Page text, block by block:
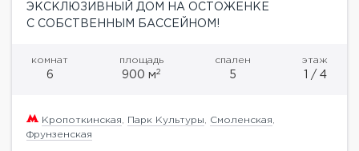
ЭКСКЛЮЗИВНЫЙ ДОМ НА ОСТОЖЕНКЕ
С СОБСТВЕННЫМ БАССЕЙНОМ!
комнат
6
площадь
900 м2
спален
5
этаж
1 / 4
Кропоткинская Парк Культуры Смоленская
Фрунзенская